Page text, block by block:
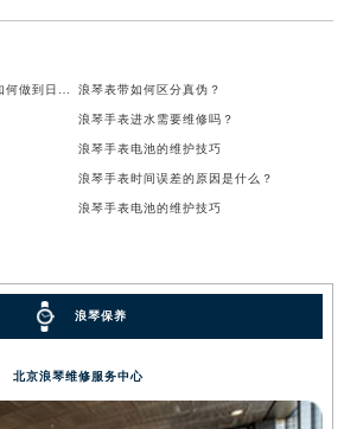
浪琴表带如何区分真伪？
浪琴手表进水需要维修吗？
浪琴手表电池的维护技巧
浪琴手表时间误差的原因是什么？
浪琴手表电池的维护技巧
浪琴保养
北京浪琴维修服务中心